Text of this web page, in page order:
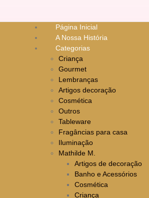
Página Inicial
A Nossa História
Categorias
Criança
Gourmet
Lembranças
Artigos decoração
Cosmética
Outros
Tableware
Fragâncias para casa
Iluminação
Mathilde M.
Artigos de decoração
Banho e Acessórios
Cosmética
Criança